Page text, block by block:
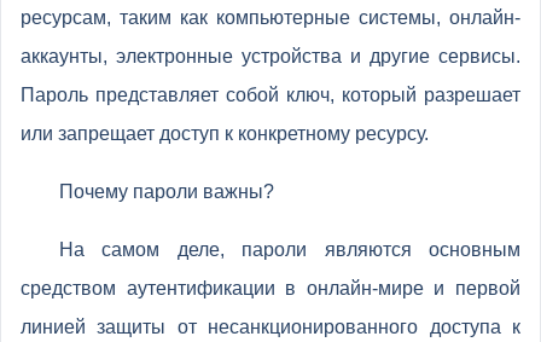
ресурсам, таким как компьютерные системы, онлайн-
аккаунты, электронные устройства и другие сервисы.
Пароль представляет собой ключ, который разрешает
или запрещает доступ к конкретному ресурсу.
Почему пароли важны?
На самом деле, пароли являются основным
средством аутентификации в онлайн-мире и первой
линией защиты от несанкционированного доступа к